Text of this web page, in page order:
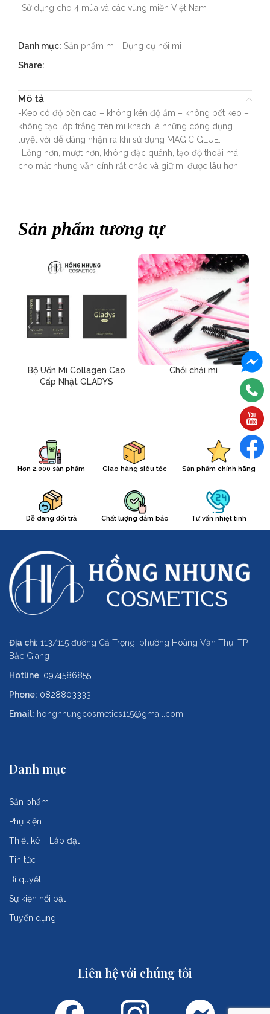
-Sử dụng cho 4 mùa và các vùng miền Việt Nam
Danh mục: Sản phẩm mi
Dụng cụ nối mi
Share:
Mô tả
-Keo có độ bền cao – không kén độ ẩm – không bết keo –
không tạo lớp trắng trên mi khách là những công dụng
tuyệt vời dễ dàng nhận ra khi sử dụng MAGIC GLUE.
-Lỏng hơn, mượt hơn, không đặc quánh, tạo độ thoải mái
cho mắt nhưng vẫn dính rắt chắc và giữ mi được lâu hơn.
Sản phẩm tương tự
Bộ Uốn Mi Collagen Cao
Cấp Nhật GLADYS
Chổi chải mi
Hơn 2.000 sản phẩm Giao hàng siêu tốc Sản phẩm chính hãng
Dễ dàng đổi trả Chất lượng đảm bảo Tư vấn nhiệt tình
Địa chỉ: 113/115 đường Cả Trọng, phường Hoàng Văn Thụ, TP
Bắc Giang
Hotline: 0974586855
Phone: 0828803333
Email: hongnhungcosmetics115@gmail.com
Danh mục
Sản phẩm
Phụ kiện
Thiết kê – Lắp đặt
Tin tức
Bí quyết
Sự kiện nổi bật
Tuyển dụng
Liên hệ với chúng tôi